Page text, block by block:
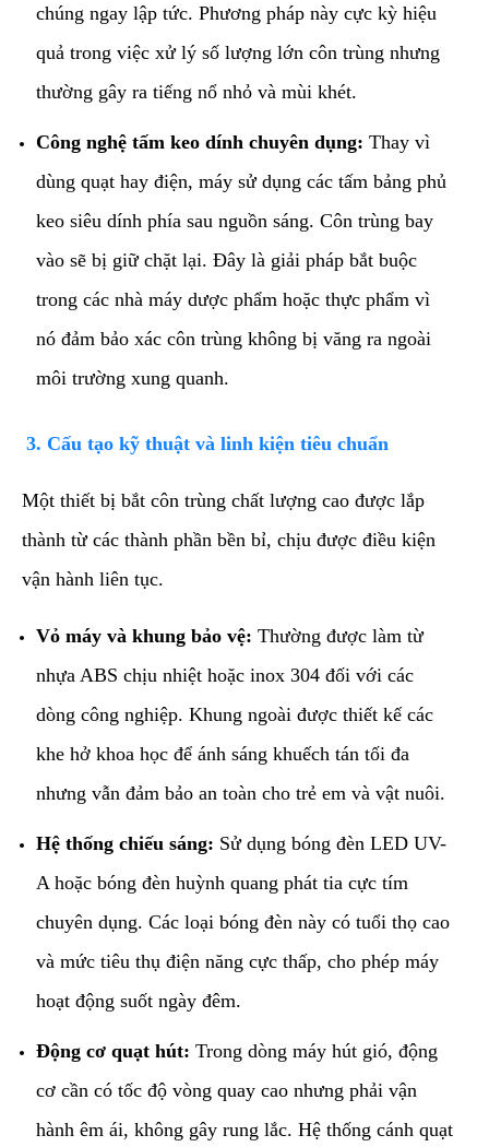
chúng ngay lập tức. Phương pháp này cực kỳ hiệu
quả trong việc xử lý số lượng lớn côn trùng nhưng
thường gây ra tiếng nổ nhỏ và mùi khét.
Công nghệ tấm keo dính chuyên dụng: Thay vì
dùng quạt hay điện, máy sử dụng các tấm bảng phủ
keo siêu dính phía sau nguồn sáng. Côn trùng bay
vào sẽ bị giữ chặt lại. Đây là giải pháp bắt buộc
trong các nhà máy dược phẩm hoặc thực phẩm vì
nó đảm bảo xác côn trùng không bị văng ra ngoài
môi trường xung quanh.
​3. Cấu tạo kỹ thuật và linh kiện tiêu chuẩn
​Một thiết bị bắt côn trùng chất lượng cao được lắp
thành từ các thành phần bền bỉ, chịu được điều kiện
vận hành liên tục.
Vỏ máy và khung bảo vệ: Thường được làm từ
nhựa ABS chịu nhiệt hoặc inox 304 đối với các
dòng công nghiệp. Khung ngoài được thiết kế các
khe hở khoa học để ánh sáng khuếch tán tối đa
nhưng vẫn đảm bảo an toàn cho trẻ em và vật nuôi.
Hệ thống chiếu sáng: Sử dụng bóng đèn LED UV-
A hoặc bóng đèn huỳnh quang phát tia cực tím
chuyên dụng. Các loại bóng đèn này có tuổi thọ cao
và mức tiêu thụ điện năng cực thấp, cho phép máy
hoạt động suốt ngày đêm.
Động cơ quạt hút: Trong dòng máy hút gió, động
cơ cần có tốc độ vòng quay cao nhưng phải vận
hành êm ái, không gây rung lắc. Hệ thống cánh quạt